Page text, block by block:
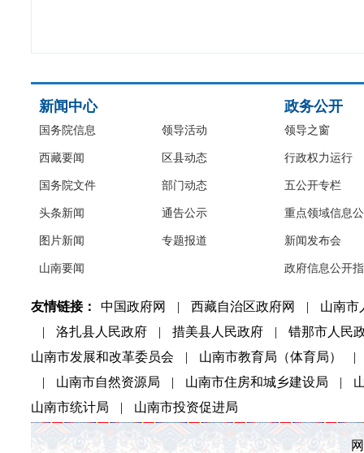
新闻中心
国务院信息
西藏要闻
国务院文件
头条新闻
图片新闻
山南要闻
领导活动
区县动态
部门动态
通告公示
专题报道
政务公开
领导之窗
行政权力运行
五公开专栏
重点领域信息
新闻发布会
政府信息公开
友情链接： 中国政府网 | 西藏自治区政府网 |
山南市
|
洛扎县人民政府 | 措美县人民政府 |
错那市人民
山南市发展和改革委员会
| 山南市教育局（体育局）
|
|
山南市自然资源局 | 山南市住房和城乡建设局 |
山南市统计局
| 山南市投资促进局